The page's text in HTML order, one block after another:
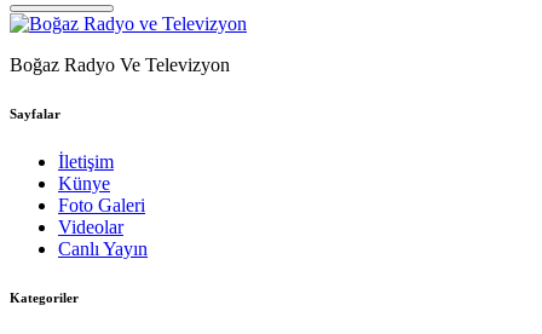
Boğaz Radyo Ve Televizyon
Sayfalar
İletişim
Künye
Foto Galeri
Videolar
Canlı Yayın
Kategoriler